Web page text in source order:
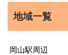
地域一覧
岡山駅周辺